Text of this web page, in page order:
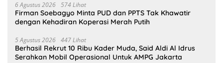
6 Agustus 2026 574 Lihat
Firman Soebagyo Minta PUD dan PPTS Tak Khawatir
dengan Kehadiran Koperasi Merah Putih
5 Agustus 2026 447 Lihat
Berhasil Rekrut 10 Ribu Kader Muda, Said Aldi Al Idrus
Serahkan Mobil Operasional Untuk AMPG Jakarta